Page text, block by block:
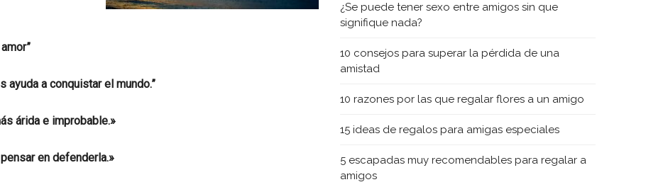
ayuda a conquistar el mundo.”
árida e improbable.»
en defenderla.»
¿Se puede tener sexo entre amigos sin que
signifique nada?
10 consejos para superar la pérdida de una
amistad
10 razones por las que regalar flores a un amigo
15 ideas de regalos para amigas especiales
5 escapadas muy recomendables para regalar a
amigos